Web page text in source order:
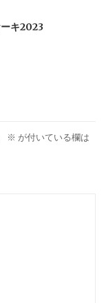
キ2023
※ が付いている欄は